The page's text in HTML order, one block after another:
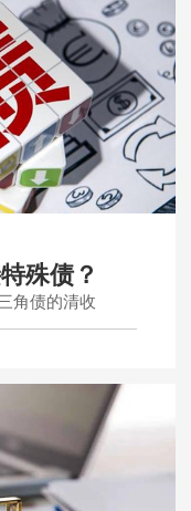
殊债？
角债的清收